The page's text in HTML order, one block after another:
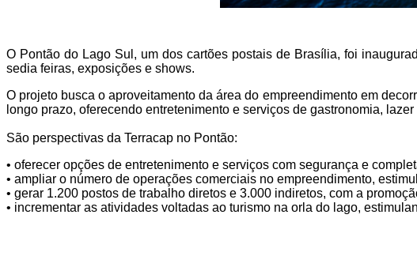
O Pontão do Lago Sul, um dos cartões postais de Brasília, foi
sedia feiras, exposições e shows.
O projeto busca o aproveitamento da área do empreendimento em
longo prazo, oferecendo entretenimento e serviços de gastronomia,
São perspectivas da Terracap no Pontão:
• oferecer opções de entretenimento e serviços com segurança e
• ampliar o número de operações comerciais no empreendimento,
• gerar 1.200 postos de trabalho diretos e 3.000 indiretos, com a
• incrementar as atividades voltadas ao turismo na orla do lago,